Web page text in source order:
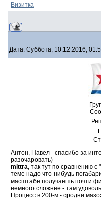
Визитка
Дата: Суббота, 10.12.2016,
Антон, Павел - спасибо за
разочаровать)
mittra, так тут по сравнению
теме надо что-нибудь
масштабе получаешь почти
немного сложнее - там
Процесс в 200-м - сродни